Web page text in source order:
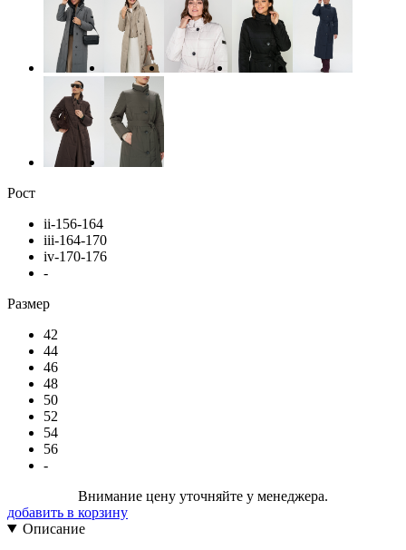
Рост
ii-156-164
iii-164-170
iv-170-176
-
Размер
42
44
46
48
50
52
54
56
-
Внимание цену уточняйте у менеджера.
добавить в корзину
Описание